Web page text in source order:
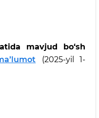
mavjud bo‘sh
(2025-yil 1-